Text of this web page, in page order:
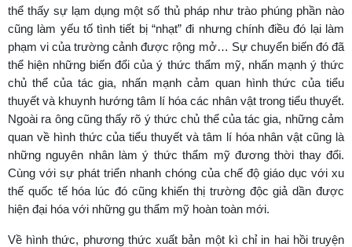
thể thấy sự lạm dụng một số thủ pháp như trào phúng phần nào
cũng làm yếu tố tình tiết bị “nhạt” đi nhưng chính điều đó lại làm
phạm vi của trường cảnh được rộng mở… Sự chuyển biến đó đã
thể hiện những biến đổi của ý thức thẩm mỹ, nhấn mạnh ý thức
chủ thể của tác gia, nhấn mạnh cảm quan hình thức của tiểu
thuyết và khuynh hướng tâm lí hóa các nhân vật trong tiểu thuyết.
Ngoài ra ông cũng thấy rõ ý thức chủ thể của tác gia, những cảm
quan về hình thức của tiểu thuyết và tâm lí hóa nhân vật cũng là
những nguyên nhân làm ý thức thẩm mỹ đương thời thay đổi.
Cùng với sự phát triển nhanh chóng của chế độ giáo dục với xu
thế quốc tế hóa lúc đó cũng khiến thị trường độc giả dần được
hiện đại hóa với những gu thẩm mỹ hoàn toàn mới.
Về hình thức, phương thức xuất bản một kì chỉ in hai hồi truyện